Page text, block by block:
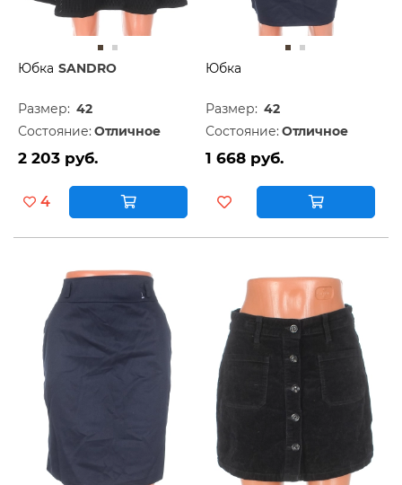
Юбка SANDRO
Размер: 42
Состояние: Отличное
2 203 руб.
4
Юбка
Размер: 42
Состояние: Отличное
1 668 руб.